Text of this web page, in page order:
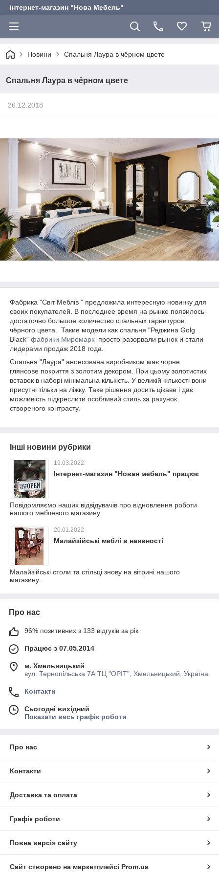
інтернет-магазин "Нова Мебель"
Новини Спальня Лаура в чёрном цвете
Спальня Лаура в чёрном цвете
26.12.2018
Фабрика "Світ Меблів " предложила интересную новинку для
своих покупателей. В последнее время на рынке появилось
достаточно большое количество спальных гарнитуров
чёрного цвета. Такие модели как спальня "Реджина Golg
Black" фабрики Миромарк просто разорвали рынок и стали
лидерами продаж 2018 года.
Спальня "Лаура" анонсована виробником має чорне
глянсове покриття з золотим декором. При цьому золотистих
вставок в наборі мінімальна кількість. У великій кількості вони
присутні тільки на ліжку. Таке рішення досить цікаве і дає
можливість підкреслити особливий стиль за рахунок
створеного контрасту.
Інші новини рубрики
19.03.2022
Інтернет-магазин "Новая мебель" працює
Повідомляємо наших відвідувачів про відновлення роботи
нашого меблевого магазину.
20.01.2022
Малайзійські меблі в наявності
Малайзійські столи та стільці знову на вітрині нашого
магазину.
Про нас
96% позитивних з 133 відгуків за рік
Працює з 07.05.2014
м. Хмельницький
вул. Тернопільська 7А ТЦ "ОРІТ", Хмельницький, Україна
Контакти
Сьогодні вихідний
Показати весь графік роботи
Про нас
Контакти
Доставка та оплата
Графік роботи
Повна версія сайту
Сайт створено на маркетплейсі Prom.ua